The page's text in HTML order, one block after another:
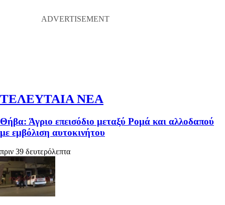
ΤΕΛΕΥΤΑΙΑ ΝΕΑ
Θήβα: Άγριο επεισόδιο μεταξύ Ρομά και αλλοδαπού
με εμβόλιση αυτοκινήτου
πριν 39 δευτερόλεπτα